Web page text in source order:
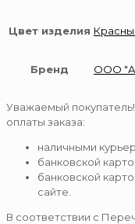
Цвет изделия
Бренд ООО
Уважаемый
оплаты заказа:
наличными
банковской
банковской
сайте.
В соответствии с